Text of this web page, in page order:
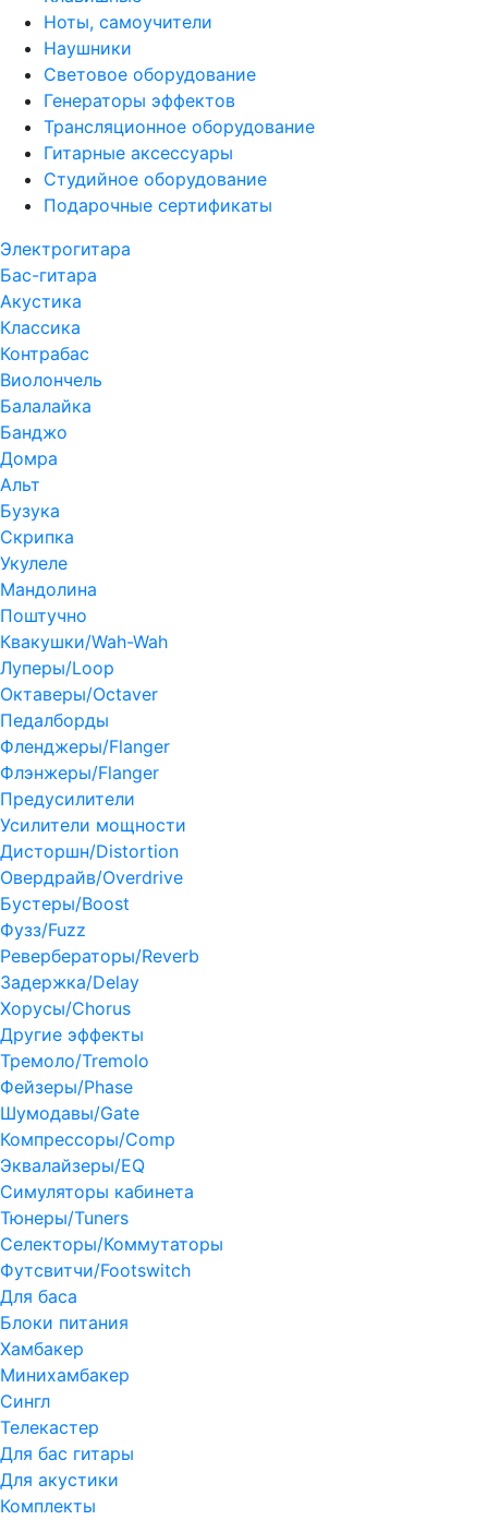
Ноты, самоучители
Наушники
Световое оборудование
Генераторы эффектов
Трансляционное оборудование
Гитарные аксессуары
Студийное оборудование
Подарочные сертификаты
Электрогитара
Бас-гитара
Акустика
Классика
Контрабас
Виолончель
Балалайка
Банджо
Домра
Альт
Бузука
Скрипка
Укулеле
Мандолина
Поштучно
Квакушки/Wah-Wah
Луперы/Loop
Октаверы/Octaver
Педалборды
Фленджеры/Flanger
Флэнжеры/Flanger
Предусилители
Усилители мощности
Дисторшн/Distortion
Овердрайв/Overdrive
Бустеры/Boost
Фузз/Fuzz
Ревербераторы/Reverb
Задержка/Delay
Хорусы/Chorus
Другие эффекты
Тремоло/Tremolo
Фейзеры/Phase
Шумодавы/Gate
Компрессоры/Comp
Эквалайзеры/EQ
Симуляторы кабинета
Тюнеры/Tuners
Селекторы/Коммутаторы
Футсвитчи/Footswitch
Для баса
Блоки питания
Хамбакер
Минихамбакер
Сингл
Телекастер
Для бас гитары
Для акустики
Комплекты